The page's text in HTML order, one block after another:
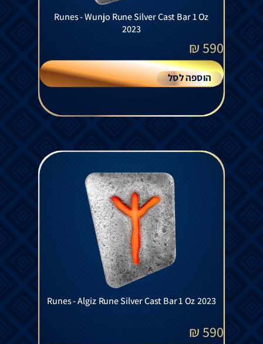
Runes - Wunjo Rune Silver Cast Bar 1 Oz
2023
590
₪
הוספה לסל
Runes - Algiz Rune Silver Cast Bar 1 Oz 2023
590
₪